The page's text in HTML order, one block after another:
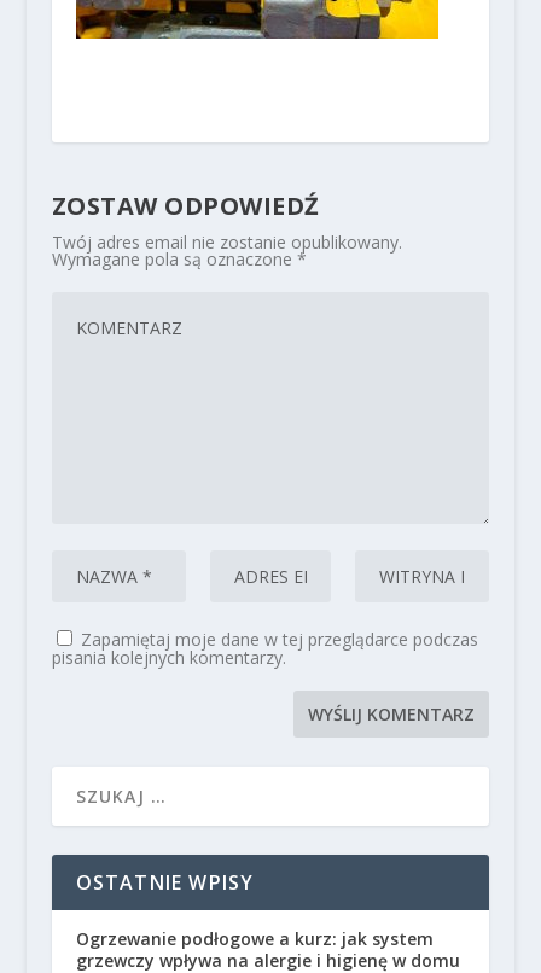
ZOSTAW ODPOWIEDŹ
Twój adres email nie zostanie opublikowany.
Wymagane pola są oznaczone *
Zapamiętaj moje dane w tej przeglądarce podczas
pisania kolejnych komentarzy.
OSTATNIE WPISY
Ogrzewanie podłogowe a kurz: jak system
grzewczy wpływa na alergie i higienę w domu